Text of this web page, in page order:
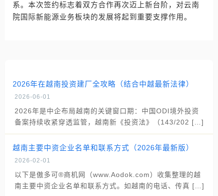
系。本次签约标志着双方合作再次迈上新台阶，对云南
院国际新能源业务板块的发展将起到重要支撑作用。
2026年在越南投资建厂全攻略（结合中越最新法律）
2026-06-01
2026年是中企布局越南的关键窗口期：中国ODI境外投资
备案持续收紧穿透监管，越南新《投资法》（143/202 […]
越南主要中资企业名单和联系方式（2026年最新版）
2026-02-01
以下是傲多可®商机网（www.Aodok.com）收集整理的越
南主要中资企业名单和联系方式。如越南的电话、传真 […]